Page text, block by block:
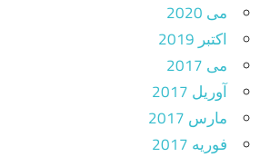
می 2020
اکتبر 2019
می 2017
آوریل 2017
مارس 2017
فوریه 2017